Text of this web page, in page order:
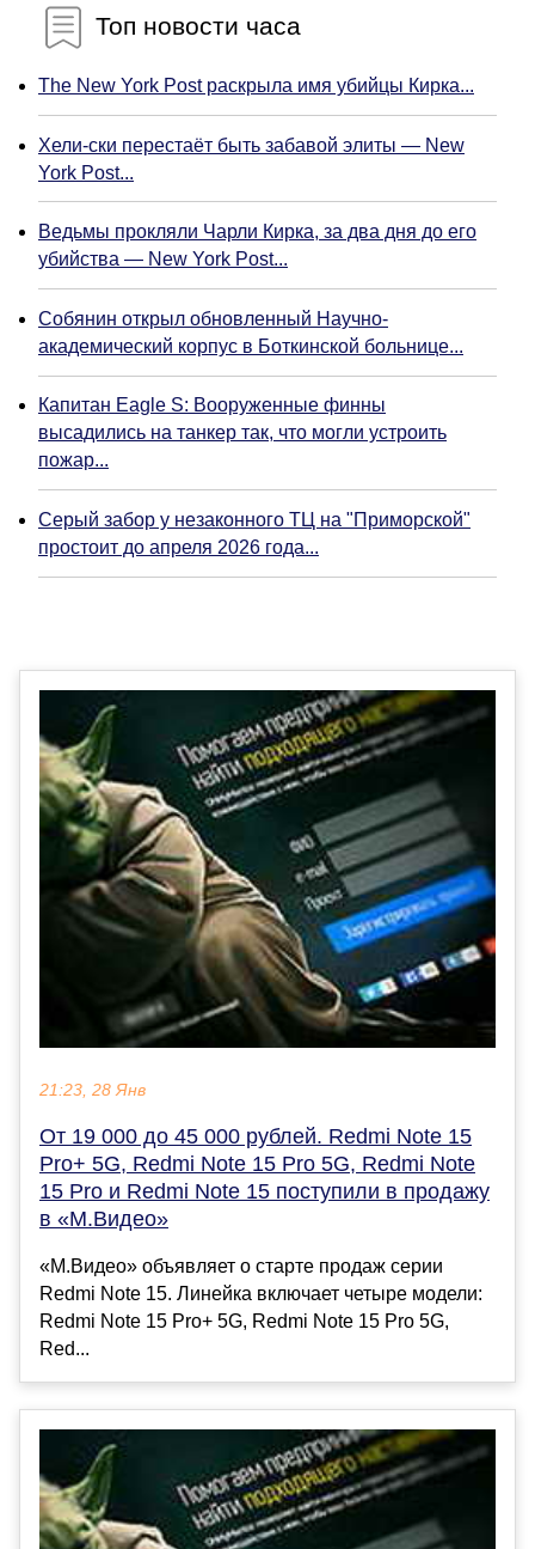
Топ новости часа
The New York Post раскрыла имя убийцы Кирка...
Хели-ски перестаёт быть забавой элиты — New
York Post...
Ведьмы прокляли Чарли Кирка, за два дня до его
убийства — New York Post...
Собянин открыл обновленный Научно-
академический корпус в Боткинской больнице...
Капитан Eagle S: Вооруженные финны
высадились на танкер так, что могли устроить
пожар...
Серый забор у незаконного ТЦ на "Приморской"
простоит до апреля 2026 года...
21:23, 28 Янв
От 19 000 до 45 000 рублей. Redmi Note 15
Pro+ 5G, Redmi Note 15 Pro 5G, Redmi Note
15 Pro и Redmi Note 15 поступили в продажу
в «М.Видео»
«М.Видео» объявляет о старте продаж серии
Redmi Note 15. Линейка включает четыре модели:
Redmi Note 15 Pro+ 5G, Redmi Note 15 Pro 5G,
Red...